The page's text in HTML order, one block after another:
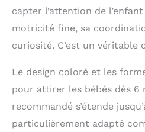
enfants grâce à des
Petit, sûr et durable:
Learning House de
fabriqués en ABS avec
et arrondis, sans
musical pour bébé est
poignée de transport
pour les petites
partout. Amusement et
combinés: Ce jouet de
capter l’attention de
motricité fine, sa
curiosité. C’est un véritable
Le design coloré et les
pour attirer les bébés dès 6
recommandé s’étende
particulièrement adapté